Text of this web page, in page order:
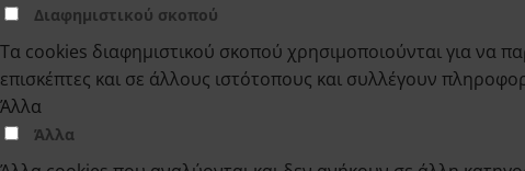
Διαφημιστικού σκοπού
Τα cookies διαφημιστικού σκοπού χρησιμοποιούνται για να
επισκέπτες και σε άλλους ιστότοπους και συλλέγουν
Άλλα
Άλλα